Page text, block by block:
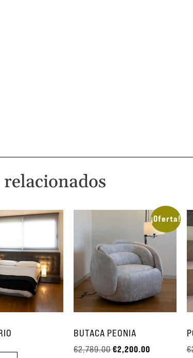
¡Oferta!
BUTACA PEONIA
€2,789.00 €2,200.00 €